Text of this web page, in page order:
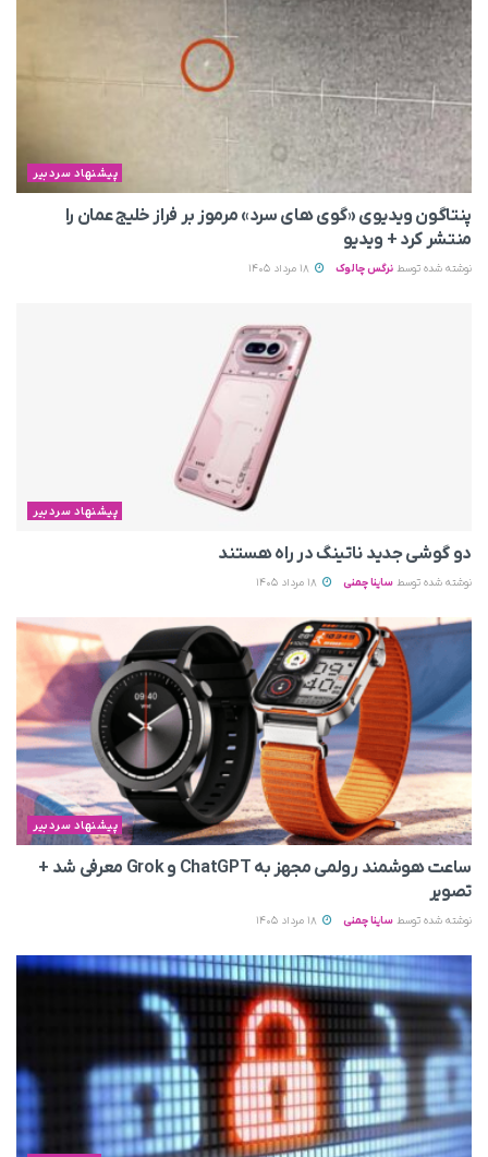
پیشنهاد سردبیر
پنتاگون ویدیوی «گوی های سرد» مرموز بر فراز خلیج عمان را
منتشر کرد + ویدیو
نوشته شده توسط نرگس چالوک
پیشنهاد سردبیر
دو گوشی جدید ناتینگ در راه هستند
نوشته شده توسط ساینا چمنی
پیشنهاد سردبیر
ساعت هوشمند رولمی مجهز به ChatGPT و Grok معرفی شد +
تصویر
نوشته شده توسط ساینا چمنی